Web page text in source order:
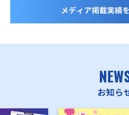
メディア掲載実績
お知ら